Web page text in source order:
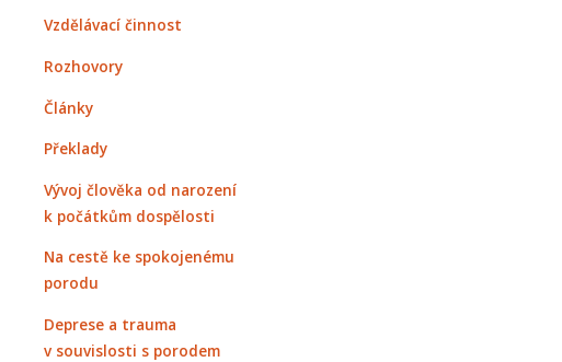
Vzdělávací činnost
Rozhovory
Články
Překlady
Vývoj člověka od narození
k počátkům dospělosti
Na cestě ke spokojenému
porodu
Deprese a trauma
v souvislosti s porodem